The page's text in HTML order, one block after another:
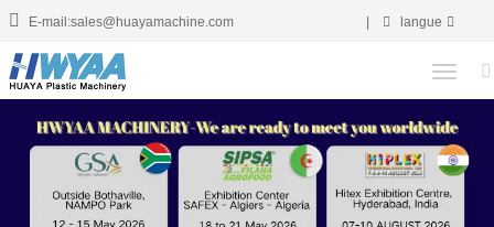
E-mail:sales@huayamachine.com langue